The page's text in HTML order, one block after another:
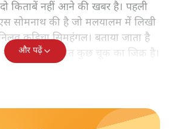
किताबें नहीं आने की खबर है। पहली
सोमनाथ की है जो मलयालम में लिखी
कुडिचा सिमहंगल। बताया जाता है
नाकामी से संबंधित कुछ चूक का जिक्र है।
और पढ़ें